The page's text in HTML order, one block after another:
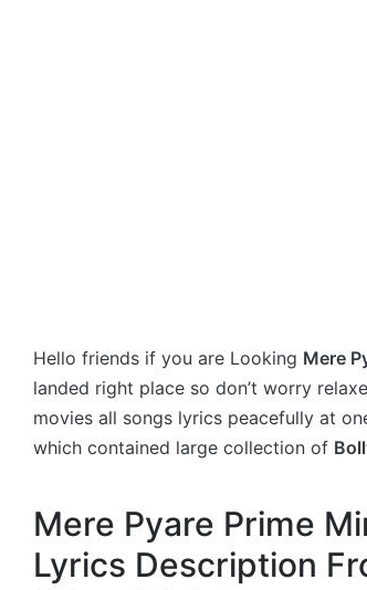
Hello friends if you are Looking Mere
landed right place so don’t worry
movies all songs lyrics peacefully at
which contained large collection of
Mere Pyare Prime
Lyrics Description